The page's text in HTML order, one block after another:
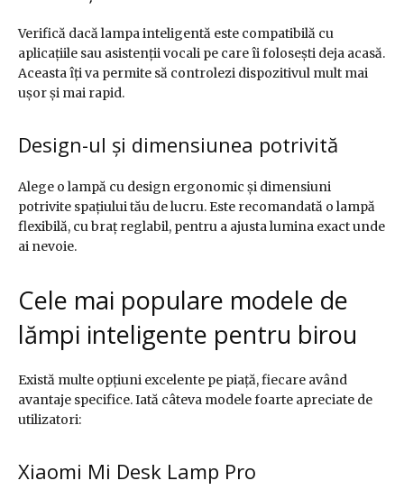
Verifică dacă lampa inteligentă este compatibilă cu
aplicațiile sau asistenții vocali pe care îi folosești deja acasă.
Aceasta îți va permite să controlezi dispozitivul mult mai
ușor și mai rapid.
Design-ul și dimensiunea potrivită
Alege o lampă cu design ergonomic și dimensiuni
potrivite spațiului tău de lucru. Este recomandată o lampă
flexibilă, cu braț reglabil, pentru a ajusta lumina exact unde
ai nevoie.
Cele mai populare modele de
lămpi inteligente pentru birou
Există multe opțiuni excelente pe piață, fiecare având
avantaje specifice. Iată câteva modele foarte apreciate de
utilizatori:
Xiaomi Mi Desk Lamp Pro